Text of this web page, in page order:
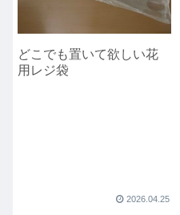
どこでも置いて欲しい花
用レジ袋
2026.04.25